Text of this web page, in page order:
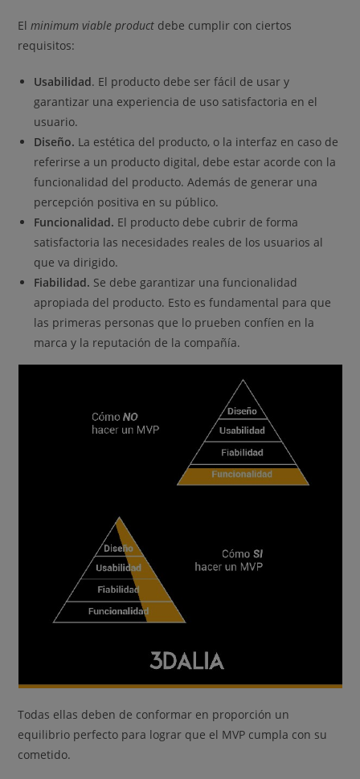
Elminimum viable product debe cumplir con ciertos
requisitos:
Usabilidad. El producto debe ser fácil de usar y
garantizar una experiencia de uso satisfactoria en el
usuario.
Diseño. La estética del producto, o la interfaz en caso de
referirse a un producto digital, debe estar acorde con la
funcionalidad del producto. Además de generar una
percepción positiva en su público.
Funcionalidad. El producto debe cubrir de forma
satisfactoria las necesidades reales de los usuarios al
que va dirigido.
Fiabilidad. Se debe garantizar una funcionalidad
apropiada del producto. Esto es fundamental para que
las primeras personas que lo prueben confíen en la
marca y la reputación de la compañía.
Todas ellas deben de conformar en proporción un
equilibrio perfecto para lograr que el MVP cumpla con su
cometido.